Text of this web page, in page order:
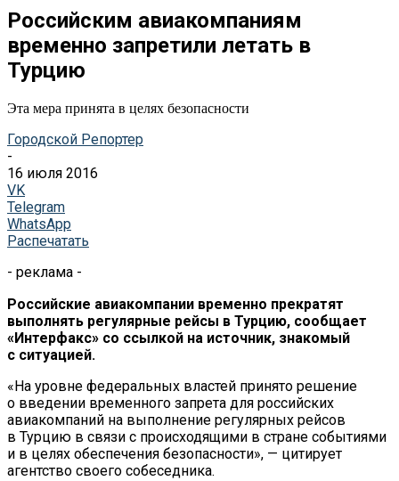
Российским авиакомпаниям
временно запретили летать в
Турцию
Эта мера принята в целях безопасности
Городской Репортер
-
16 июля 2016
VK
Telegram
WhatsApp
Распечатать
- реклама -
Российские авиакомпании временно прекратят
выполнять регулярные рейсы в Турцию, сообщает
«Интерфакс» со ссылкой на источник, знакомый
с ситуацией.
«На уровне федеральных властей принято решение
о введении временного запрета для российских
авиакомпаний на выполнение регулярных рейсов
в Турцию в связи с происходящими в стране событиями
и в целях обеспечения безопасности», — цитирует
агентство своего собеседника.